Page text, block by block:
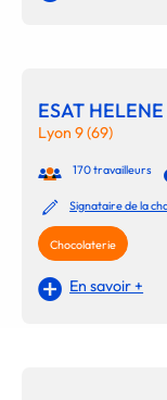
ESAT
Lyon 9 (69)
170 travailleurs
Signataire de la
Chocolaterie
En savoir +